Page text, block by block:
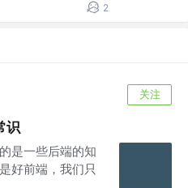
2
关注
识
是一些后端的知
好前端，我们只